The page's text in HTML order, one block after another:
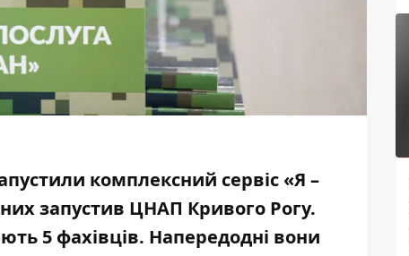
комплексний сервіс «Я –
запустив ЦНАП Кривого Рогу.
5 фахівців. Напередодні вони